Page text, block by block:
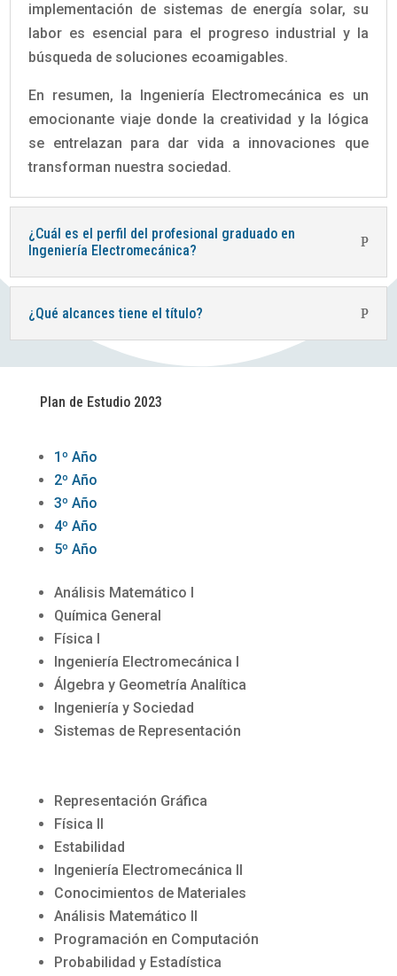
implementación de sistemas de energía solar, su
labor es esencial para el progreso industrial y la
búsqueda de soluciones ecoamigables.
En resumen, la Ingeniería Electromecánica es un
emocionante viaje donde la creatividad y la lógica
se entrelazan para dar vida a innovaciones que
transforman nuestra sociedad.
¿Cuál es el perfil del profesional graduado en
Ingeniería Electromecánica?
¿Qué alcances tiene el título?
Plan de Estudio 2023
1º Año
2º Año
3º Año
4º Año
5º Año
Análisis Matemático I
Química General
Física I
Ingeniería Electromecánica I
Álgebra y Geometría Analítica
Ingeniería y Sociedad
Sistemas de Representación
Representación Gráfica
Física II
Estabilidad
Ingeniería Electromecánica II
Conocimientos de Materiales
Análisis Matemático II
Programación en Computación
Probabilidad y Estadística